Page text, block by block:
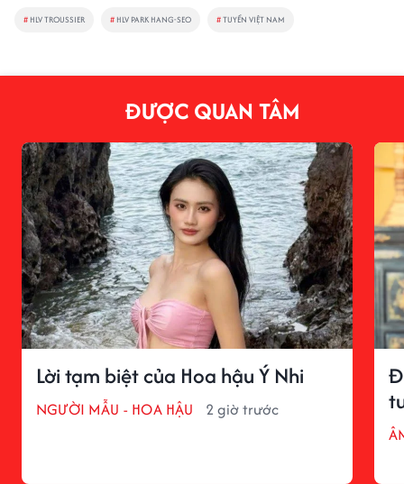
# HLV TROUSSIER # HLV PARK HANG-SEO #TUYỂN VIỆT NAM
ĐƯỢC QUAN TÂM
Lời tạm biệt của Hoa hậu Ý Nhi
NGƯỜI MẪU - HOA HẬU 2 giờ trước